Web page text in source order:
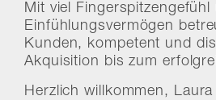
Mit viel Fingerspitzengefühl
Einfühlungsvermögen
Kunden, kompetent und
Akquisition bis zum
Herzlich willkommen,